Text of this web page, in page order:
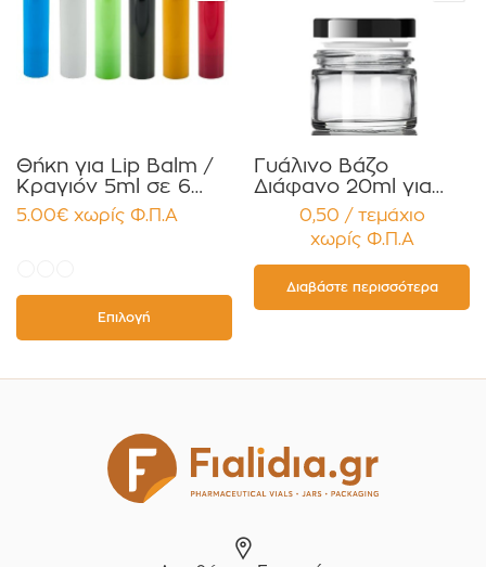
Θήκη για Lip Balm /
Κραγιόν 5ml σε 6
χρώματα Πακέτο
10τεμ.
5.00€ χωρίς Φ.Π.Α
Επιλογή
Γυάλινο Βάζο
Διάφανο 20ml για
Κρέμες και
Κηραλοιφές με
Μαύρο Γυαλιστερό
Καπάκι Παρέμβυσμα
Συσκευασία 12
τεμαχίων
0,50 / τεμάχιο
χωρίς Φ.Π.Α
Διαβάστε περισσότερα